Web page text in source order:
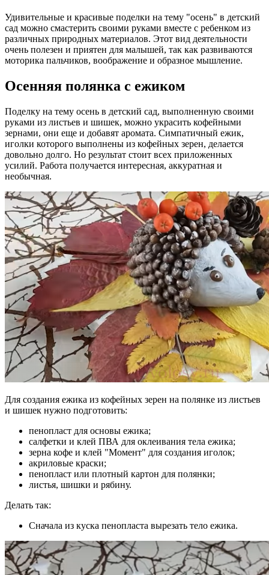
Удивительные и красивые поделки на тему "осень" в детский
сад можно смастерить своими руками вместе с ребенком из
различных природных материалов. Этот вид деятельности
очень полезен и приятен для малышей, так как развиваются
моторика пальчиков, воображение и образное мышление.
Осенняя полянка с ежиком
Поделку на тему осень в детский сад, выполненную своими
руками из листьев и шишек, можно украсить кофейными
зернами, они еще и добавят аромата. Симпатичный ежик,
иголки которого выполнены из кофейных зерен, делается
довольно долго. Но результат стоит всех приложенных
усилий. Работа получается интересная, аккуратная и
необычная.
Для создания ежика из кофейных зерен на полянке из листьев
и шишек нужно подготовить:
пенопласт для основы ежика;
салфетки и клей ПВА для оклеивания тела ежика;
зерна кофе и клей "Момент" для создания иголок;
акриловые краски;
пенопласт или плотный картон для полянки;
листья, шишки и рябину.
Делать так:
Сначала из куска пенопласта вырезать тело ежика.